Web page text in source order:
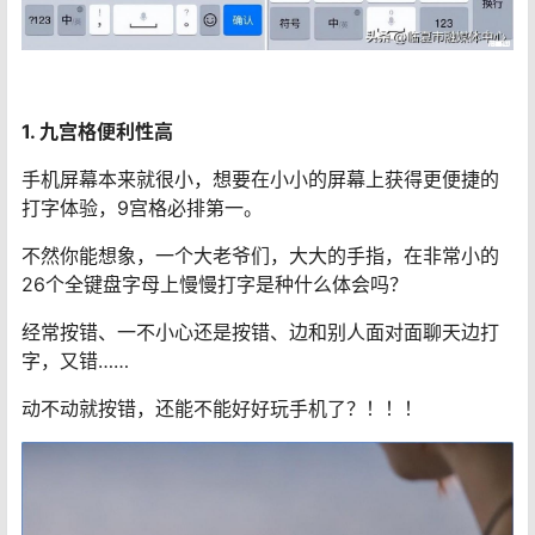
1. 九宫格便利性高
手机屏幕本来就很小，想要在小小的屏幕上获得更便捷的
打字体验，9宫格必排第一。
不然你能想象，一个大老爷们，大大的手指，在非常小的
26个全键盘字母上慢慢打字是种什么体会吗？
经常按错、一不小心还是按错、边和别人面对面聊天边打
字，又错……
动不动就按错，还能不能好好玩手机了？！！！